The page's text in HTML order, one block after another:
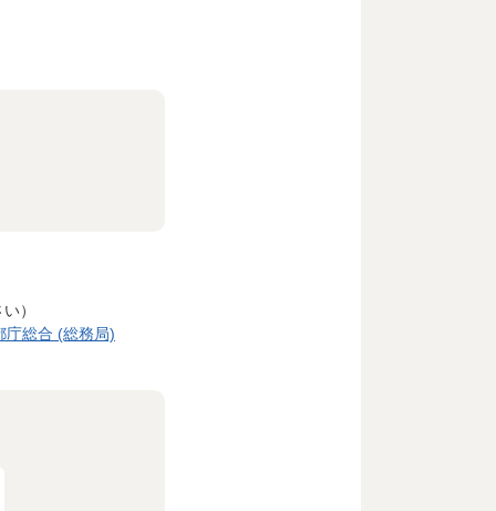
）
庁総合 (総務局)